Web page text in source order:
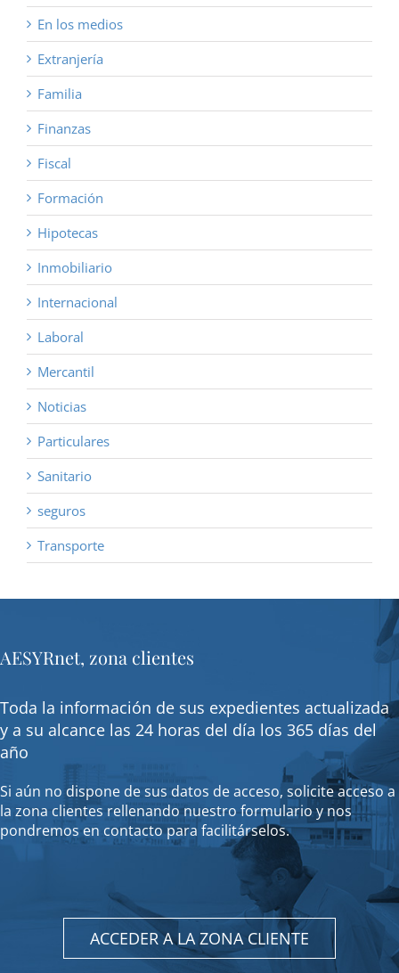
En los medios
Extranjería
Familia
Finanzas
Fiscal
Formación
Hipotecas
Inmobiliario
Internacional
Laboral
Mercantil
Noticias
Particulares
Sanitario
seguros
Transporte
AESYRnet, zona clientes
Toda la información de sus expedientes actualizada
y a su alcance las 24 horas del día los 365 días del
año
Si aún no dispone de sus datos de acceso, solicite acceso a
la zona clientes rellenando nuestro formulario y nos
pondremos en contacto para facilitárselos.
ACCEDER A LA ZONA CLIENTE